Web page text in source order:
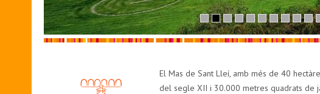
El Mas de Sant Lleí, amb més de 40
del segle XII i 30.000 metres quadrats de